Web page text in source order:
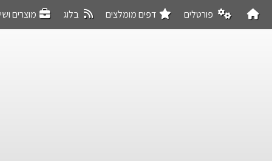
פורטלים דפים מומלצים בלוג מוצרים